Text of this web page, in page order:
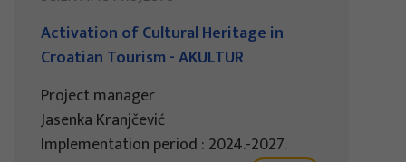
Activation of Cultural Heritage in
Croatian Tourism - AKULTUR
Project manager
Jasenka Kranjčević
Implementation period : 2024.-2027.